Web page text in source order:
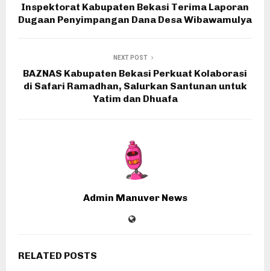
Inspektorat Kabupaten Bekasi Terima Laporan
Dugaan Penyimpangan Dana Desa Wibawamulya
NEXT POST
BAZNAS Kabupaten Bekasi Perkuat Kolaborasi
di Safari Ramadhan, Salurkan Santunan untuk
Yatim dan Dhuafa
Admin Manuver News
RELATED POSTS